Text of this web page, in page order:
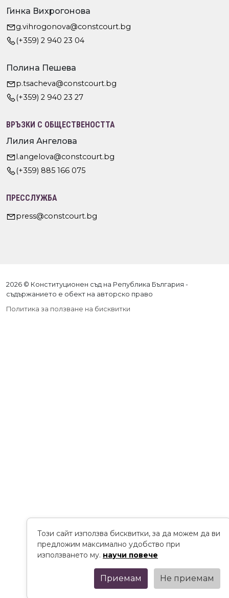
Гинка Вихрогонова
g.vihrogonova@constcourt.bg
(+359) 2 940 23 04
Полина Пешева
p.tsacheva@constcourt.bg
(+359) 2 940 23 27
ВРЪЗКИ С ОБЩЕСТВЕНОСТТА
Лилия Ангелова
l.angelova@constcourt.bg
(+359) 885 166 075
ПРЕССЛУЖБА
press@constcourt.bg
2026 © Конституционен съд на Република България -
съдържанието е обект на авторско право
Политика за ползване на бисквитки
Този сайт използва бисквитки, за да можем да ви
предложим максимално удобство при
използването му. научи повече
Приемам Не приемам